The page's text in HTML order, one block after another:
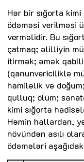
Hər bir sığorta
ödəməsi verilməsi
verməlidir. Bu
çatmaq; əlilliyin
itirmək; əmək
(qanunvericiliklə
hamiləlik və
qulluq; ölüm;
kimi sığorta
Həmin hallardan,
növündən asılı
ödəmələri